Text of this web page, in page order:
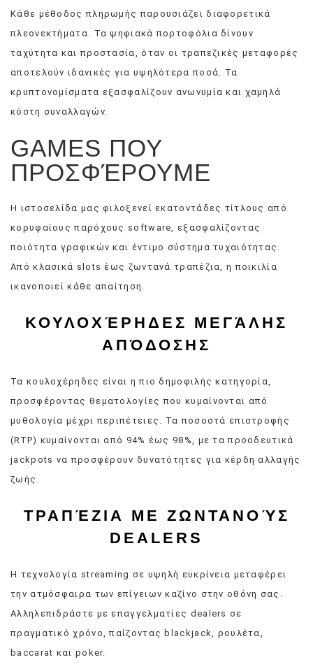
Κάθε μέθοδος πληρωμής παρουσιάζει διαφορετικά
πλεονεκτήματα. Τα ψηφιακά πορτοφόλια δίνουν
ταχύτητα και προστασία, όταν οι τραπεζικές μεταφορές
αποτελούν ιδανικές για υψηλότερα ποσά. Τα
κρυπτονομίσματα εξασφαλίζουν ανωνυμία και χαμηλά
κόστη συναλλαγών.
GAMES ΠΟΥ
ΠΡΟΣΦΈΡΟΥΜΕ
Η ιστοσελίδα μας φιλοξενεί εκατοντάδες τίτλους από
κορυφαίους παρόχους software, εξασφαλίζοντας
ποιότητα γραφικών και έντιμο σύστημα τυχαιότητας.
Από κλασικά slots έως ζωντανά τραπέζια, η ποικιλία
ικανοποιεί κάθε απαίτηση.
ΚΟΥΛΟΧΈΡΗΔΕΣ ΜΕΓΆΛΗΣ
ΑΠΌΔΟΣΗΣ
Τα κουλοχέρηδες είναι η πιο δημοφιλής κατηγορία,
προσφέροντας θεματολογίες που κυμαίνονται από
μυθολογία μέχρι περιπέτειες. Τα ποσοστά επιστροφής
(RTP) κυμαίνονται από 94% έως 98%, με τα προοδευτικά
jackpots να προσφέρουν δυνατότητες για κέρδη αλλαγής
ζωής.
ΤΡΑΠΈΖΙΑ ΜΕ ΖΩΝΤΑΝΟΎΣ
DEALERS
Η τεχνολογία streaming σε υψηλή ευκρίνεια μεταφέρει
την ατμόσφαιρα των επίγειων καζίνο στην οθόνη σας.
Αλληλεπιδράστε με επαγγελματίες dealers σε
πραγματικό χρόνο, παίζοντας blackjack, ρουλέτα,
baccarat και poker.